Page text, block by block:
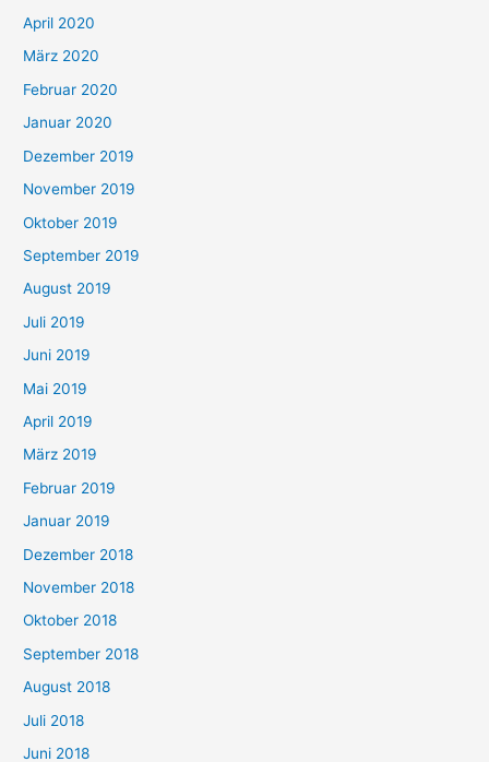
April 2020
März 2020
Februar 2020
Januar 2020
Dezember 2019
November 2019
Oktober 2019
September 2019
August 2019
Juli 2019
Juni 2019
Mai 2019
April 2019
März 2019
Februar 2019
Januar 2019
Dezember 2018
November 2018
Oktober 2018
September 2018
August 2018
Juli 2018
Juni 2018